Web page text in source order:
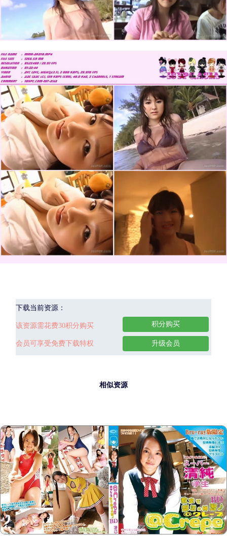
下载当前资源：
该资源需花费30积分购买
会员可享受免费下载特权
积分购买
升级会员
相似资源